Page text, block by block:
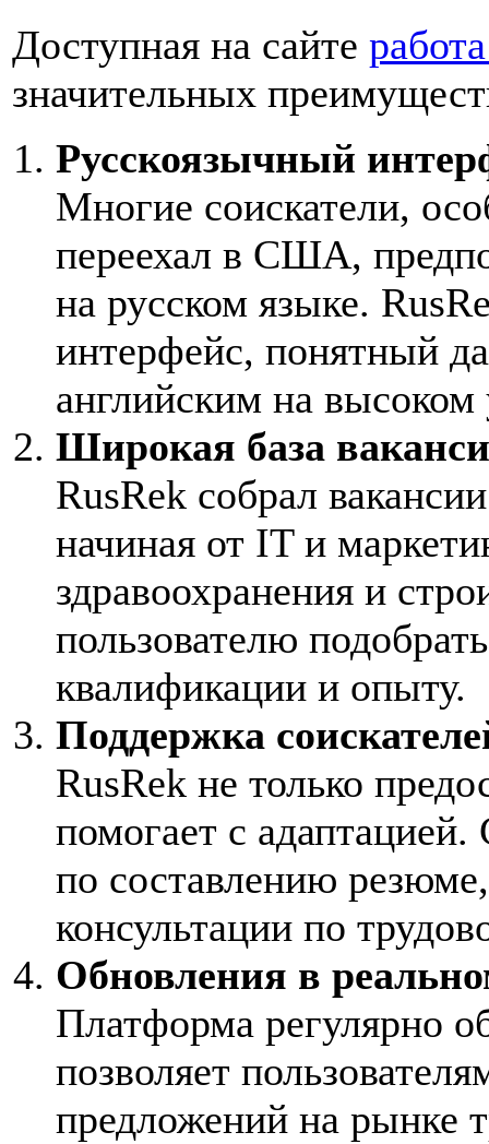
Доступная на сайте
значительных
Русскоязычный
Многие соискатели,
переехал в США,
на русском языке.
интерфейс, понятный
английским на высоком
Широкая база
RusRek собрал
начиная от IT и
здравоохранения и
пользователю
квалификации и опыту.
Поддержка
RusRek не только
помогает с
по составлению
консультации по
Обновления в
Платформа регулярно
позволяет
предложений на рынке